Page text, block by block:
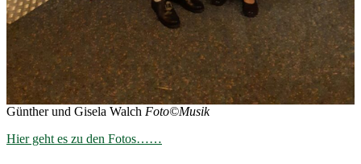
Günther und Gisela Walch Foto©Musik
Hier geht es zu den Fotos……